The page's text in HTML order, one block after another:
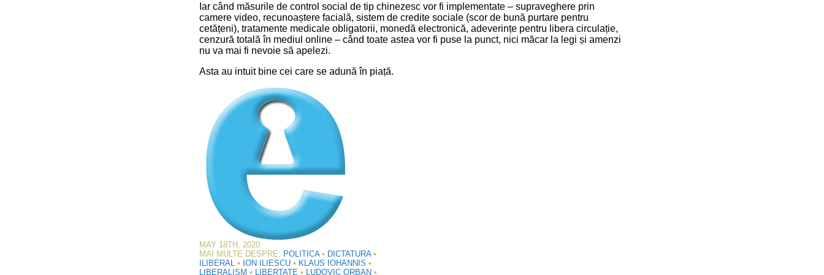
Iar când măsurile de control social de tip chinezesc vor fi implementate – supraveghere prin
camere video, recunoaștere facială, sistem de credite sociale (scor de bună purtare pentru
cetățeni), tratamente medicale obligatorii, monedă electronică, adeverințe pentru libera circulație,
cenzură totală în mediul online – când toate astea vor fi puse la punct, nici măcar la legi și amenzi
nu va mai fi nevoie să apelezi.
Asta au intuit bine cei care se adună în piață.
MAY 18TH, 2020
MAI MULTE DESPRE: POLITICA• DICTATURA•
ILIBERAL
• ION ILIESCU • KLAUS IOHANNIS •
LIBERALISM • LIBERTATE • LUDOVIC ORBAN •